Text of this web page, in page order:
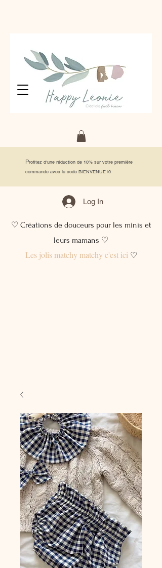
Profitez d'une réduction de 10% sur votre première
commande avec le code BIENVENUE10
Log In
♡ Créations de douceurs pour les minis et
leurs mamans ♡
Les jolis matchy matchy c'est ici♡